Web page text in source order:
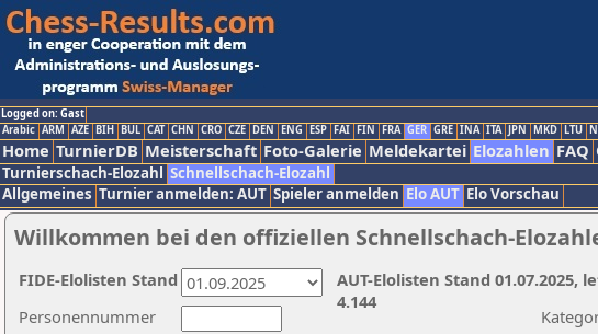
Logged on: Gast
Arabic ARM AZE BIH BUL CAT CHN CRO CZE DEN ENG ESP FAI FIN FRA GER GRE INA ITA JPN MKD LTU
Home TurnierDB Meisterschaft Foto-Galerie Meldekartei Elozahlen FAQ
Turnierschach-Elozahl Schnellschach-Elozahl
Allgemeines Turnier anmelden: AUT Spieler anmelden Elo AUT Elo Vorschau
Willkommen bei den offiziellen Schnellschach-
Personennummer
AUT-Elolisten Stand 01.07.2025,
4.144
FIDE-Elolisten Stand